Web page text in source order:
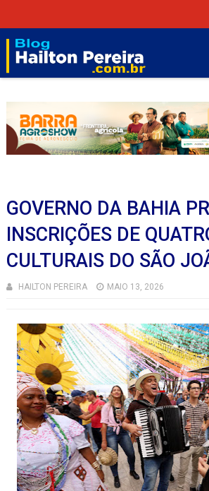
GOVERNO DA BAHIA
INSCRIÇÕES DE
CULTURAIS DO SÃO
HAILTON PEREIRA MAIO 13, 2026